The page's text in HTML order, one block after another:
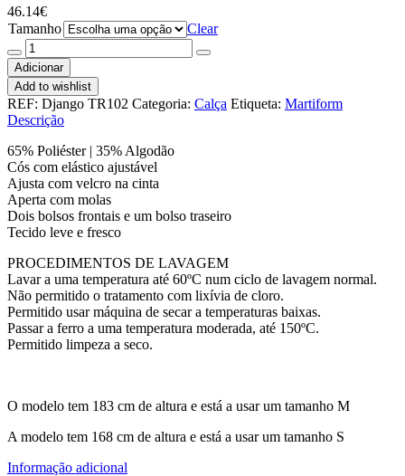
46.14€
Tamanho
Clear
Quantidade
de
Calça
Django
Adicionar
Add to wishlist
REF: Django TR102 Categoria: Calça Etiqueta: Martiform
Descrição
65% Poliéster | 35% Algodão
Cós com elástico ajustável
Ajusta com velcro na cinta
Aperta com molas
Dois bolsos frontais e um bolso traseiro
Tecido leve e fresco
PROCEDIMENTOS DE LAVAGEM
Lavar a uma temperatura até 60ºC num ciclo de lavagem normal.
Não permitido o tratamento com lixívia de cloro.
Permitido usar máquina de secar a temperaturas baixas.
Passar a ferro a uma temperatura moderada, até 150ºC.
Permitido limpeza a seco.
O modelo tem 183 cm de altura e está a usar um tamanho M
A modelo tem 168 cm de altura e está a usar um tamanho S
Informação adicional